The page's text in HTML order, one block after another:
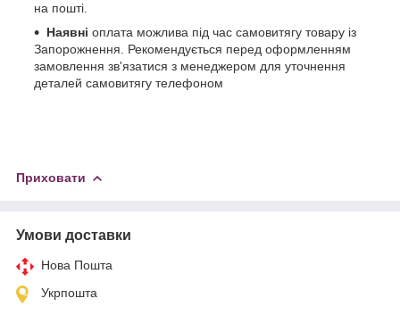
на пошті.
Наявні оплата можлива під час самовитягу товару із
Запорожнення. Рекомендується перед оформленням
замовлення зв'язатися з менеджером для уточнення
деталей самовитягу телефоном
Приховати
Умови доставки
Нова Пошта
Укрпошта